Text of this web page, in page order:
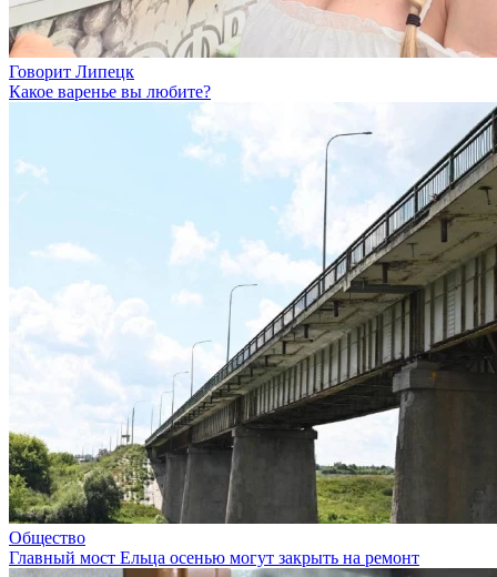
Говорит Липецк
Какое варенье вы любите?
Общество
Главный мост Ельца осенью могут закрыть на ремонт